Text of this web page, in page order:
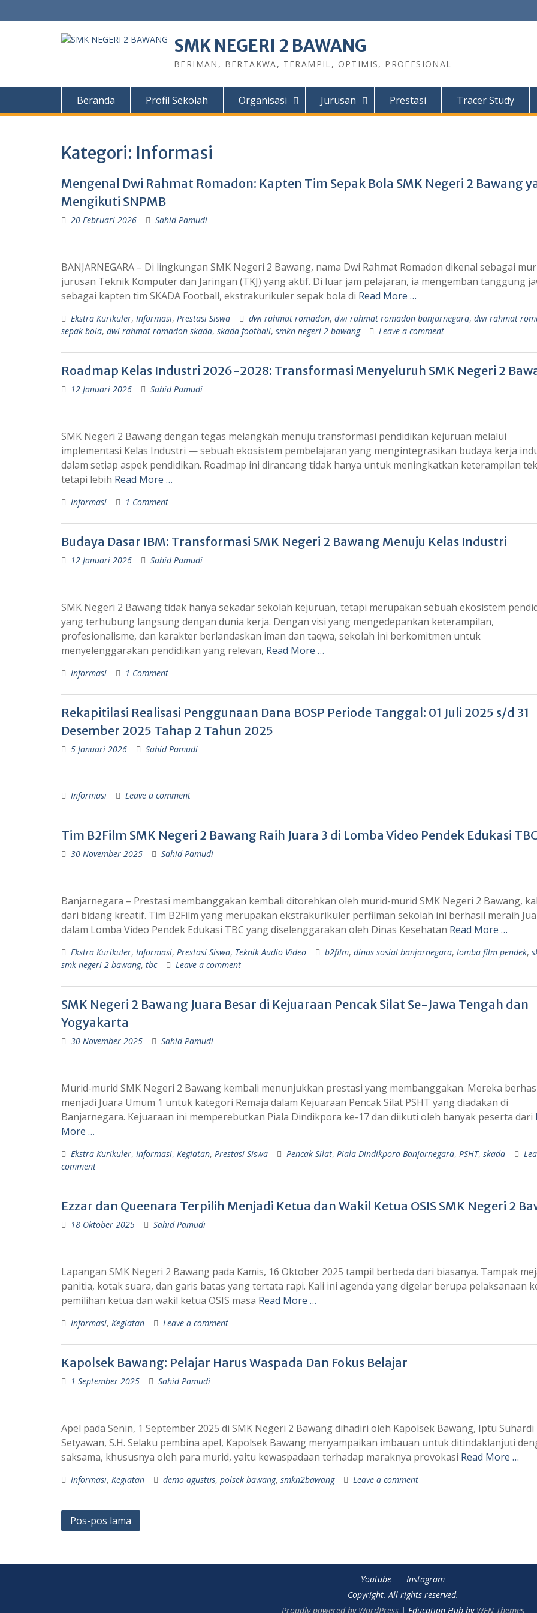
SMK NEGERI 2 BAWANG
BERIMAN, BERTAKWA, TERAMPIL, OPTIMIS, PROFESIONAL
Beranda Profil Sekolah Organisasi Jurusan Prestasi Tracer Study
Kategori: Informasi
Mengenal Dwi Rahmat Romadon: Kapten Tim Sepak Bola SMK Negeri 2 Bawang
Mengikuti SNPMB
20 Februari 2026 Sahid Pamudi
BANJARNEGARA – Di lingkungan SMK Negeri 2 Bawang, nama Dwi Rahmat Romadon dikenal sebagai
jurusan Teknik Komputer dan Jaringan (TKJ) yang aktif. Di luar jam pelajaran, ia mengemban tanggung
sebagai kapten tim SKADA Football, ekstrakurikuler sepak bola di Read More …
Ekstra Kurikuler, Informasi, Prestasi Siswa dwi rahmat romadon, dwi rahmat romadon banjarnegara, dwi rahmat
sepak bola, dwi rahmat romadon skada, skada football, smkn negeri 2 bawang Leave a comment
Roadmap Kelas Industri 2026-2028: Transformasi Menyeluruh SMK Negeri 2
12 Januari 2026 Sahid Pamudi
SMK Negeri 2 Bawang dengan tegas melangkah menuju transformasi pendidikan kejuruan melalui
implementasi Kelas Industri — sebuah ekosistem pembelajaran yang mengintegrasikan budaya kerja
dalam setiap aspek pendidikan. Roadmap ini dirancang tidak hanya untuk meningkatkan keterampilan
tetapi lebih Read More …
Informasi 1 Comment
Budaya Dasar IBM: Transformasi SMK Negeri 2 Bawang Menuju Kelas Industri
12 Januari 2026 Sahid Pamudi
SMK Negeri 2 Bawang tidak hanya sekadar sekolah kejuruan, tetapi merupakan sebuah ekosistem
yang terhubung langsung dengan dunia kerja. Dengan visi yang mengedepankan keterampilan,
profesionalisme, dan karakter berlandaskan iman dan taqwa, sekolah ini berkomitmen untuk
menyelenggarakan pendidikan yang relevan, Read More …
Informasi 1 Comment
Rekapitilasi Realisasi Penggunaan Dana BOSP Periode Tanggal: 01 Juli 2025 s/d 31
Desember 2025 Tahap 2 Tahun 2025
5 Januari 2026 Sahid Pamudi
Informasi Leave a comment
Tim B2Film SMK Negeri 2 Bawang Raih Juara 3 di Lomba Video Pendek Edukasi TBC
30 November 2025 Sahid Pamudi
Banjarnegara – Prestasi membanggakan kembali ditorehkan oleh murid-murid SMK Negeri 2 Bawang,
dari bidang kreatif. Tim B2Film yang merupakan ekstrakurikuler perfilman sekolah ini berhasil meraih
dalam Lomba Video Pendek Edukasi TBC yang diselenggarakan oleh Dinas Kesehatan Read More …
Ekstra Kurikuler, Informasi, Prestasi Siswa, Teknik Audio Video b2film, dinas sosial banjarnegara, lomba film pendek,
smk negeri 2 bawang, tbc Leave a comment
SMK Negeri 2 Bawang Juara Besar di Kejuaraan Pencak Silat Se-Jawa Tengah dan
Yogyakarta
30 November 2025 Sahid Pamudi
Murid-murid SMK Negeri 2 Bawang kembali menunjukkan prestasi yang membanggakan. Mereka
menjadi Juara Umum 1 untuk kategori Remaja dalam Kejuaraan Pencak Silat PSHT yang diadakan di
Banjarnegara. Kejuaraan ini memperebutkan Piala Dindikpora ke-17 dan diikuti oleh banyak peserta dari
More …
Ekstra Kurikuler, Informasi, Kegiatan, Prestasi Siswa Pencak Silat, Piala Dindikpora Banjarnegara, PSHT, skada
comment
Ezzar dan Queenara Terpilih Menjadi Ketua dan Wakil Ketua OSIS SMK Negeri 2
18 Oktober 2025 Sahid Pamudi
Lapangan SMK Negeri 2 Bawang pada Kamis, 16 Oktober 2025 tampil berbeda dari biasanya. Tampak
panitia, kotak suara, dan garis batas yang tertata rapi. Kali ini agenda yang digelar berupa pelaksanaan
pemilihan ketua dan wakil ketua OSIS masa Read More …
Informasi, Kegiatan Leave a comment
Kapolsek Bawang: Pelajar Harus Waspada Dan Fokus Belajar
1 September 2025 Sahid Pamudi
Apel pada Senin, 1 September 2025 di SMK Negeri 2 Bawang dihadiri oleh Kapolsek Bawang, Iptu Suhardi
Setyawan, S.H. Selaku pembina apel, Kapolsek Bawang menyampaikan imbauan untuk ditindaklanjuti
saksama, khususnya oleh para murid, yaitu kewaspadaan terhadap maraknya provokasi Read More …
Informasi, Kegiatan demo agustus, polsek bawang, smkn2bawang Leave a comment
Pos-pos lama
Youtube
Instagram
Copyright. All rights reserved.
Proudly powered by WordPress | Education Hub by WEN Themes